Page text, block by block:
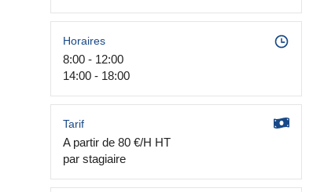
Horaires
8:00 - 12:00
14:00 - 18:00
Tarif
A partir de 80 €/H HT
par stagiaire